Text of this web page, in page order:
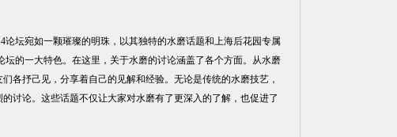
坛宛如一颗璀璨的明珠，以其独特的水磨话题和上海后花园专属
的一大特色。在这里，关于水磨的讨论涵盖了各个方面。从水磨
各抒己见，分享着自己的见解和经验。无论是传统的水磨技艺，
讨论。这些话题不仅让大家对水磨有了更深入的了解，也促进了